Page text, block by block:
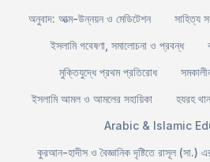
অনুবাদ: আত্ম-উন্নয়ন ও মেডিটেশন
সাহিত্য
ইসলামি গবেষণা, সমালোচনা ও প্রবন্ধ
মুক্তিযুদ্ধে প্রথম প্রতিরোধ
ইসলামি আমল ও আমলের সহায়িকা
হযরহ
Arabic & Islamic
কুরআন-হাদীস ও বৈজ্ঞানিক দৃষ্টিতে রাসূল (সা.)